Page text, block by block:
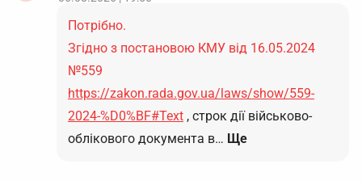
Потрібно.
Згідно з постановою КМУ від 16.05.2024
№559
https://zakon.rada.gov.ua/laws/show/559-
2024-%D0%BF#Text , строк дії військово-
облікового документа в… Ще